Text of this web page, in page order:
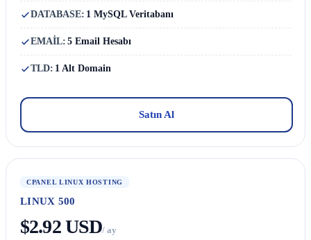
DATABASE: 1 MySQL Veritabanı
EMAİL: 5 Email Hesabı
TLD: 1 Alt Domain
Satın Al
CPANEL LINUX HOSTING
LINUX 500
$2.92 USD/ ay